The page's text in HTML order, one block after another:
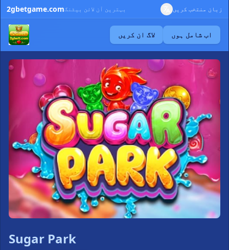
2gbetgame.comبہترین آن لائن بیٹنگ زبان منتخب کریں
لاگ ان کریں اب شامل ہوں
▶
Sugar Park